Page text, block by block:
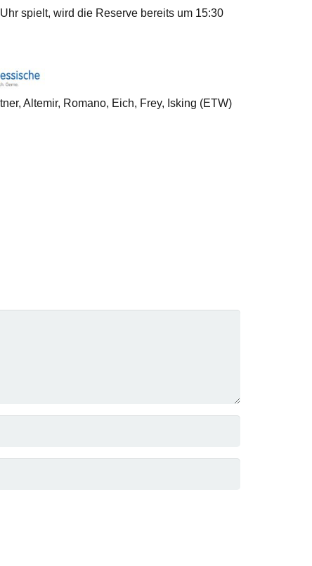
spielt, wird die Reserve bereits um 15:30
Altemir, Romano, Eich, Frey, Isking (ETW)